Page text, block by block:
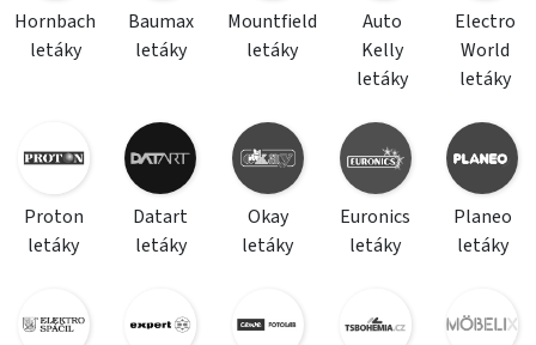
Hornbach
letáky
Baumax
letáky
Mountfield
letáky
Auto
Kelly
letáky
Electro
World
letáky
Proton
letáky
Datart
letáky
Okay
letáky
Euronics
letáky
Planeo
letáky